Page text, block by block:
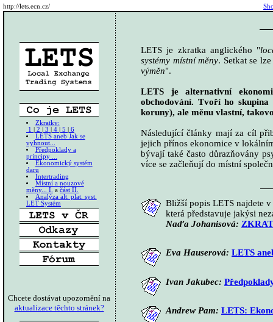
http://lets.ecn.cz/
Zkratky:
1
2 3 4 5
6
LETS aneb Jak se
vyhnout...
Předpoklady a
principy ...
Ekonomický systém
daru
Intertrading
Místní a nouzové
měny... I.
a část II.
Analýza alt. plat. syst.
LET Systém
Chcete dostávat upozornění na
aktualizace těchto stránek?
LETS je zkratka anglického "
systémy místní měny. Setkat se
výměn".
LETS je alternativní
obchodování. Tvoří ho
koruny), ale měnu vlastní,
Následující články mají za cíl
jejich přínos ekonomice v
bývají také často důrazňovány
více se začleňují do místní
Bližší popis LETS najdete v
která představuje jakýsi
Naďa Johanisová:
Eva Hauserová: LETS
Ivan Jakubec:
Andrew Pam: LETS: